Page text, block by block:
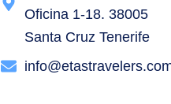
Oficina 1-18. 38005
Santa Cruz Tenerife